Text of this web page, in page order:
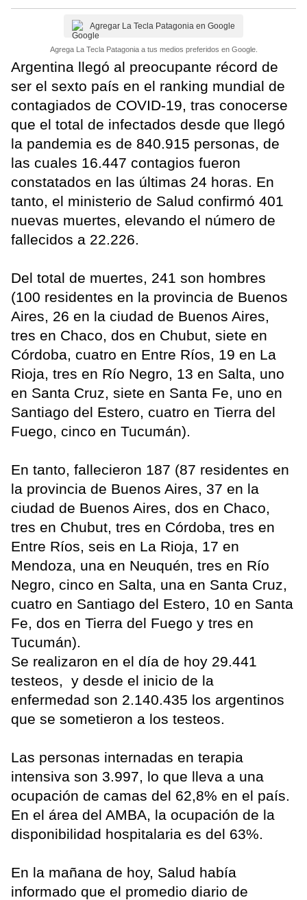
Agregar La Tecla Patagonia en Google
Agrega La Tecla Patagonia a tus medios preferidos en Google.
Argentina llegó al preocupante récord de
ser el sexto país en el ranking mundial de
contagiados de COVID-19, tras conocerse
que el total de infectados desde que llegó
la pandemia es de 840.915 personas, de
las cuales 16.447 contagios fueron
constatados en las últimas 24 horas. En
tanto, el ministerio de Salud confirmó 401
nuevas muertes, elevando el número de
fallecidos a 22.226.
Del total de muertes, 241 son hombres
(100 residentes en la provincia de Buenos
Aires, 26 en la ciudad de Buenos Aires,
tres en Chaco, dos en Chubut, siete en
Córdoba, cuatro en Entre Ríos, 19 en La
Rioja, tres en Río Negro, 13 en Salta, uno
en Santa Cruz, siete en Santa Fe, uno en
Santiago del Estero, cuatro en Tierra del
Fuego, cinco en Tucumán).
En tanto, fallecieron 187 (87 residentes en
la provincia de Buenos Aires, 37 en la
ciudad de Buenos Aires, dos en Chaco,
tres en Chubut, tres en Córdoba, tres en
Entre Ríos, seis en La Rioja, 17 en
Mendoza, una en Neuquén, tres en Río
Negro, cinco en Salta, una en Santa Cruz,
cuatro en Santiago del Estero, 10 en Santa
Fe, dos en Tierra del Fuego y tres en
Tucumán).
Se realizaron en el día de hoy 29.441
testeos, y desde el inicio de la
enfermedad son 2.140.435 los argentinos
que se sometieron a los testeos.
Las personas internadas en terapia
intensiva son 3.997, lo que lleva a una
ocupación de camas del 62,8% en el país.
En el área del AMBA, la ocupación de la
disponibilidad hospitalaria es del 63%.
En la mañana de hoy, Salud había
informado que el promedio diario de